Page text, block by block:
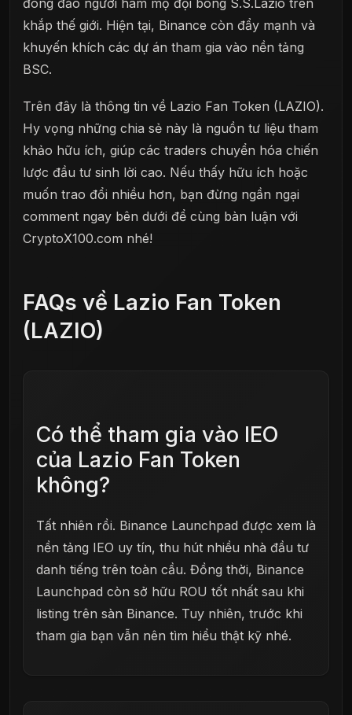
đông đảo người hâm mộ đội bóng S.S.Lazio trên
khắp thế giới. Hiện tại, Binance còn đẩy mạnh và
khuyến khích các dự án tham gia vào nền tảng
BSC.
Trên đây là thông tin về Lazio Fan Token (LAZIO).
Hy vọng những chia sẻ này là nguồn tư liệu tham
khảo hữu ích, giúp các traders chuyển hóa chiến
lược đầu tư sinh lời cao. Nếu thấy hữu ích hoặc
muốn trao đổi nhiều hơn, bạn đừng ngần ngại
comment ngay bên dưới để cùng bàn luận với
CryptoX100.com nhé!
FAQs về Lazio Fan Token
(LAZIO)
Có thể tham gia vào IEO
của Lazio Fan Token
không?
Tất nhiên rồi. Binance Launchpad được xem là
nền tảng IEO uy tín, thu hút nhiều nhà đầu tư
danh tiếng trên toàn cầu. Đồng thời, Binance
Launchpad còn sở hữu ROU tốt nhất sau khi
listing trên sàn Binance. Tuy nhiên, trước khi
tham gia bạn vẫn nên tìm hiểu thật kỹ nhé.